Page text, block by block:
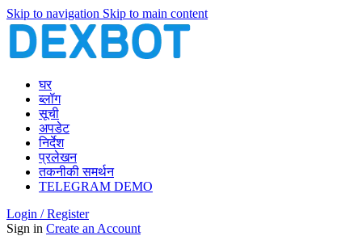
Skip to navigation Skip to main content
घर
ब्लॉग
सूची
अपडेट
निर्देश
प्रलेखन
तकनीकी समर्थन
TELEGRAM DEMO
Login / Register
Sign in Create an Account